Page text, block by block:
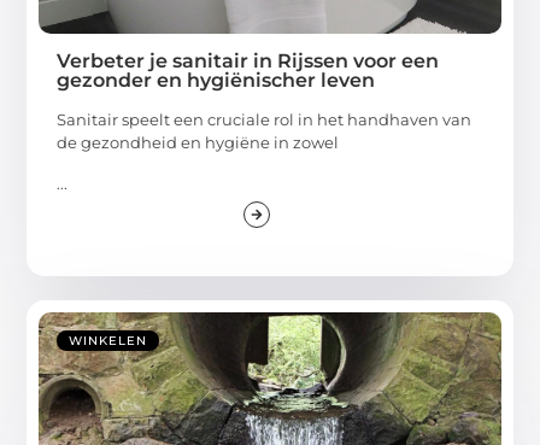
Verbeter je sanitair in Rijssen voor een
gezonder en hygiënischer leven
Sanitair speelt een cruciale rol in het handhaven van
de gezondheid en hygiëne in zowel
...
WINKELEN